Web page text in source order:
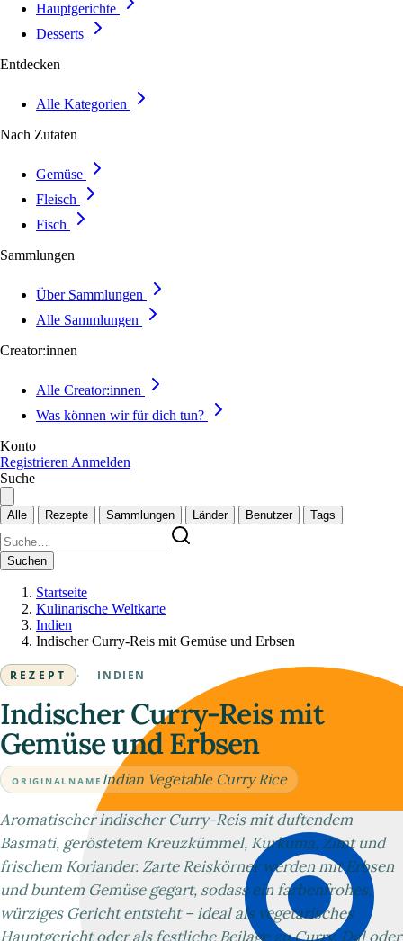
Hauptgerichte
Desserts
Entdecken
Alle Kategorien
Nach Zutaten
Gemüse
Fleisch
Fisch
Sammlungen
Über Sammlungen
Alle Sammlungen
Creator:innen
Alle Creator:innen
Was können wir für dich tun?
Konto
Registrieren Anmelden
Suche
Alle Rezepte Sammlungen Länder Benutzer Tags
Suchen
Startseite
Kulinarische Weltkarte
Indien
Indischer Curry-Reis mit Gemüse und Erbsen
REZEPT · INDIEN
Indischer Curry-Reis mit
Gemüse und Erbsen
ORIGINALNAME Indian Vegetable Curry Rice
Aromatischer indischer Curry-Reis mit duftendem
Basmati, geröstetem Kreuzkümmel, Kurkuma, Zimt und
frischem Koriander. Zarte Reiskörner werden mit Erbsen
und buntem Gemüse gegart, sodass ein farbenfrohes,
würziges Gericht entsteht – ideal als vegetarisches
Hauptgericht oder als festliche Beilage zu Curry, Dal oder